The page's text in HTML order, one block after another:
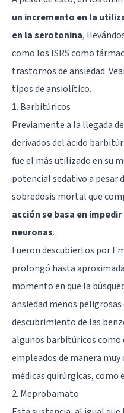
un incremento en la
en la serotonina,
como los ISRS como
trastornos de ansiedad.
tipos de ansiolítico.
1. Barbitúricos
Previamente a la llegada
derivados del ácido
fue el más utilizado en su
potencial sedativo a pesar
sobredosis mortal que
acción se basa en
neuronas.
Fueron descubiertos por
prolongó hasta
momento en que la
ansiedad menos
descubrimiento de las
algunos barbitúricos
empleados de manera
médicas quirúrgicas, como
2. Meprobamato